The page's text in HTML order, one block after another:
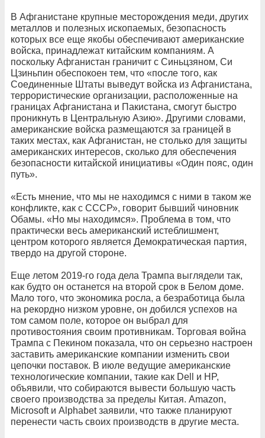
В Афганистане крупные месторождения меди, других
металлов и полезных ископаемых, безопасность
которых все еще якобы обеспечивают американские
войска, принадлежат китайским компаниям. А
поскольку Афганистан граничит с Синьцзяном, Си
Цзиньпин обеспокоен тем, что «после того, как
Соединенные Штаты выведут войска из Афганистана,
террористические организации, расположенные на
границах Афганистана и Пакистана, смогут быстро
проникнуть в Центральную Азию». Другими словами,
американские войска размещаются за границей в
таких местах, как Афганистан, не столько для защиты
американских интересов, сколько для обеспечения
безопасности китайской инициативы «Один пояс, один
путь».
«Есть мнение, что мы не находимся с ними в таком же
конфликте, как с СССР», говорит бывший чиновник
Обамы. «Но мы находимся». Проблема в том, что
практически весь американский истеблишмент,
центром которого является Демократическая партия,
твердо на другой стороне.
Еще летом 2019-го года дела Трампа выглядели так,
как будто он останется на второй срок в Белом доме.
Мало того, что экономика росла, а безработица была
на рекордно низком уровне, он добился успехов на
том самом поле, которое он выбрал для
противостояния своим противникам. Торговая война
Трампа с Пекином показала, что он серьезно настроен
заставить американские компании изменить свои
цепочки поставок. В июле ведущие американские
технологические компании, такие как Dell и HP,
объявили, что собираются вывести большую часть
своего производства за пределы Китая. Amazon,
Microsoft и Alphabet заявили, что также планируют
перенести часть своих производств в другие места.